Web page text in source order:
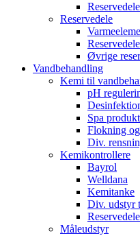
Reservedele
Reservedele
Øvrige
Vandbehandling
Kemi til
pH
Spa
Flokning
Div.
Kemikontrollere
Bayrol
Welldana
Kemitanke
Div. udstyr
Reservedele
Måleudstyr